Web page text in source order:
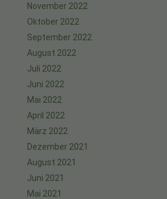
November 2022
Oktober 2022
September 2022
August 2022
Juli 2022
Juni 2022
Mai 2022
April 2022
März 2022
Dezember 2021
August 2021
Juni 2021
Mai 2021